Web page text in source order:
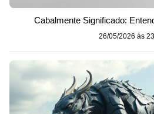
Cabalmente Significado:
26/05/2026 às